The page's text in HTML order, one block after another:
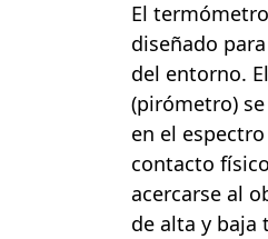
El
diseñado
del entorno.
(pirómetro)
en el
contacto
acercarse al
de alta y baja